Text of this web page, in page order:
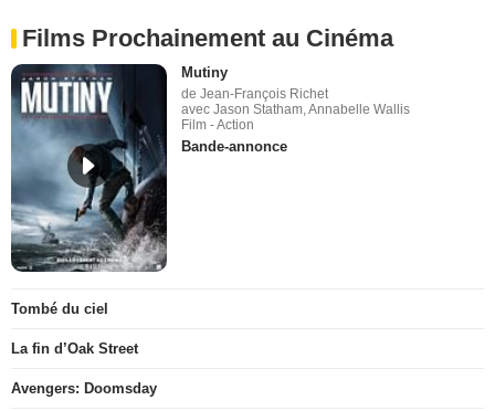
Films Prochainement au Cinéma
Mutiny
de Jean-François Richet
avec Jason Statham, Annabelle Wallis
Film - Action
Bande-annonce
Tombé du ciel
La fin d’Oak Street
Avengers: Doomsday